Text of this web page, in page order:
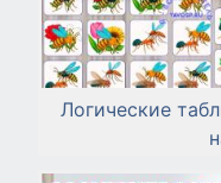
Логические